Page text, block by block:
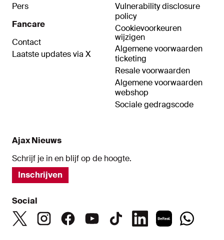
Pers
Fancare
Contact
Laatste updates via X
Vulnerability disclosure
policy
Cookievoorkeuren
wijzigen
Algemene voorwaarden
ticketing
Resale voorwaarden
Algemene voorwaarden
webshop
Sociale gedragscode
Ajax Nieuws
Schrijf je in en blijf op de hoogte.
Inschrijven
Social